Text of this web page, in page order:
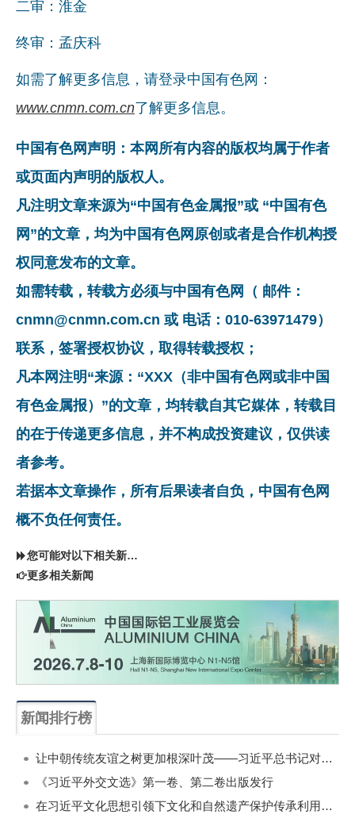
二审：淮金
终审：孟庆科
如需了解更多信息，请登录中国有色网：
www.cnmn.com.cn了解更多信息。
中国有色网声明：本网所有内容的版权均属于作者
或页面内声明的版权人。
凡注明文章来源为“中国有色金属报”或 “中国有色
网”的文章，均为中国有色网原创或者是合作机构授
权同意发布的文章。
如需转载，转载方必须与中国有色网（ 邮件：
cnmn@cnmn.com.cn 或 电话：010-63971479）
联系，签署授权协议，取得转载授权；
凡本网注明“来源：“XXX（非中国有色网或非中国
有色金属报）”的文章，均转载自其它媒体，转载目
的在于传递更多信息，并不构成投资建议，仅供读
者参考。
若据本文章操作，所有后果读者自负，中国有色网
概不负任何责任。
您可能对以下相关新闻同样感兴趣
更多相关新闻
新闻排行榜
让中朝传统友谊之树更加根深叶茂——习近平总书记对朝鲜进行国事访问纪实
《习近平外交文选》第一卷、第二卷出版发行
在习近平文化思想引领下文化和自然遗产保护传承利用工作开创新局面